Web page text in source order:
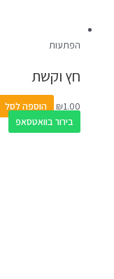
הפתעות
חץ וקשת
₪1.00
הוספה לסל
בירור בוואטסאפ